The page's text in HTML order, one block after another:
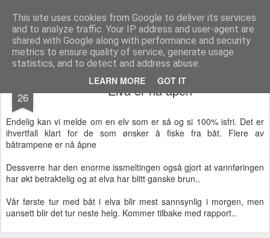
This site uses cookies from Google to deliver its services
and to analyze traffic. Your IP address and user-agent are
shared with Google along with performance and security
metrics to ensure quality of service, generate usage
statistics, and to detect and address abuse.
LEARN MORE GOT IT
Team Predator - gjedde, abbor og gjørs
26 Elva er nå åpen
Endelig kan vi melde om en elv som er så og si 100% isfri. Det er
ihvertfall klart for de som ønsker å fiske fra båt. Flere av
båtrampene er nå åpne
Dessverre har den enorme issmeltingen også gjort at vannføringen
har økt betraktelig og at elva har blitt ganske brun..
Vår første tur med båt i elva blir mest sannsynlig i morgen, men
uansett blir det tur neste helg. Kommer tilbake med rapport..